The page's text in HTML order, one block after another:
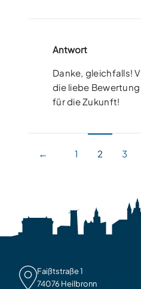
weiter :)
Antwort
Danke, gleichfalls!
die liebe
für die Zukunft!
1 2 3
Faißtstraße 1
74076 Heilbronn